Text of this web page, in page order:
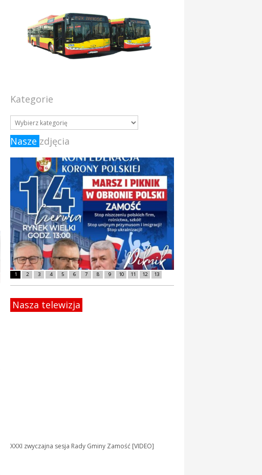
Kategorie
Nasze zdjęcia
1 2 3 4 5 6 7 8 9 10 11 12 13
Nasza telewizja
XXXI zwyczajna sesja Rady Gminy Zamość [VIDEO]